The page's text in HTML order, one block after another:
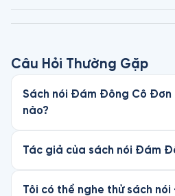
Câu Hỏi Thường Gặp
Sách nói Đám Đông Cô Đơn
nào?
Tác giả của sách nói Đám
Tôi có thể nghe thử sách